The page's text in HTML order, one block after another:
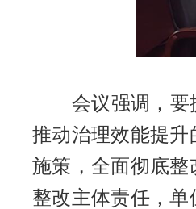
会议强调，要
推动治理效能提
施策，全面彻底
整改主体责任，